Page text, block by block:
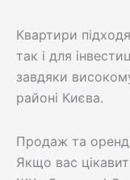
Квартири
так і для
завдяки
районі Києва.
Продаж та
Якщо вас